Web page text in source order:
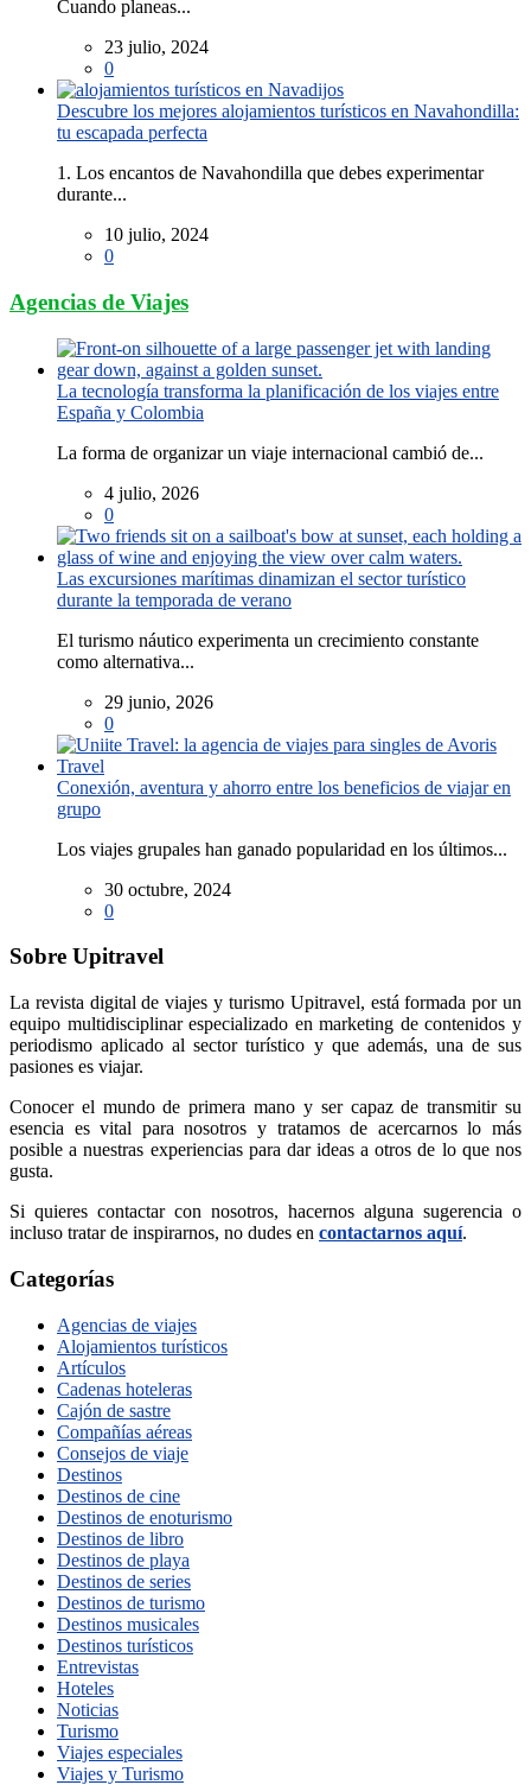
Cuando planeas...
23 julio, 2024
0
Descubre los mejores alojamientos turísticos en Navahondilla:
tu escapada perfecta
1. Los encantos de Navahondilla que debes experimentar
durante...
10 julio, 2024
0
Agencias de Viajes
La tecnología transforma la planificación de los viajes entre
España y Colombia
La forma de organizar un viaje internacional cambió de...
4 julio, 2026
0
Las excursiones marítimas dinamizan el sector turístico
durante la temporada de verano
El turismo náutico experimenta un crecimiento constante
como alternativa...
29 junio, 2026
0
Conexión, aventura y ahorro entre los beneficios de viajar en
grupo
Los viajes grupales han ganado popularidad en los últimos...
30 octubre, 2024
0
Sobre Upitravel
La revista digital de viajes y turismo Upitravel, está formada por un
equipo multidisciplinar especializado en marketing de contenidos y
periodismo aplicado al sector turístico y que además, una de sus
pasiones es viajar.
Conocer el mundo de primera mano y ser capaz de transmitir su
esencia es vital para nosotros y tratamos de acercarnos lo más
posible a nuestras experiencias para dar ideas a otros de lo que nos
gusta.
Si quieres contactar con nosotros, hacernos alguna sugerencia o
incluso tratar de inspirarnos, no dudes en contactarnos aquí.
Categorías
Agencias de viajes
Alojamientos turísticos
Artículos
Cadenas hoteleras
Cajón de sastre
Compañías aéreas
Consejos de viaje
Destinos
Destinos de cine
Destinos de enoturismo
Destinos de libro
Destinos de playa
Destinos de series
Destinos de turismo
Destinos musicales
Destinos turísticos
Entrevistas
Hoteles
Noticias
Turismo
Viajes especiales
Viajes y Turismo